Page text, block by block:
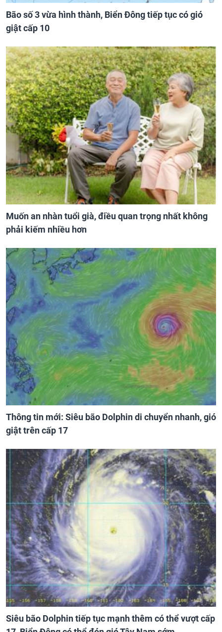
Bão số 3 vừa hình thành, Biển Đông tiếp tục có gió
giật cấp 10
Muốn an nhàn tuổi già, điều quan trọng nhất không
phải kiếm nhiều hơn
Thông tin mới: Siêu bão Dolphin di chuyển nhanh, gió
giật trên cấp 17
Siêu bão Dolphin tiếp tục mạnh thêm có thể vượt cấp